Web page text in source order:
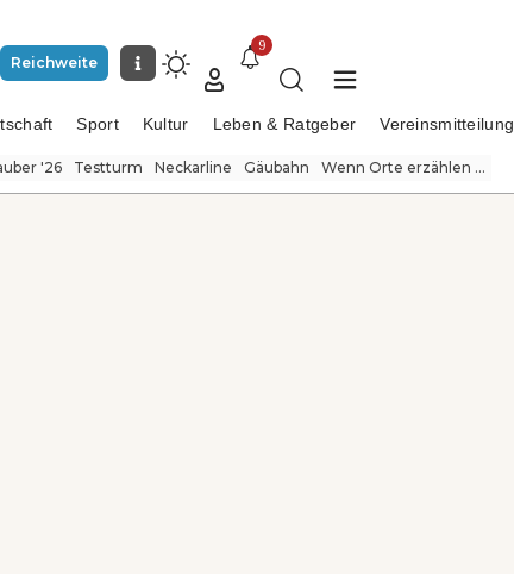
Reichweite
9
Sport Kultur Leben & Ratgeber Vereinsmitteilung
'26 Testturm Neckarline Gäubahn Wenn Orte erzählen ...